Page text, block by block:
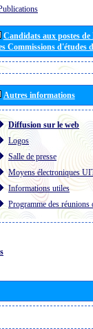
Candidats aux postes de
Commissions d'études
Autres informations
Diffusion sur le web
Logos
Salle de presse
Moyens électroniques
Informations utiles
Programme des réunions